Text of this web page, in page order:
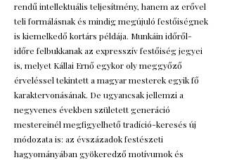
rendű intellektuális teljesítmény, hanem az erővel
teli formálásnak és mindig megújuló festőiségnek
is kiemelkedő kortárs példája. Munkáin időről-
időre felbukkanak az expresszív festőiség jegyei
is, melyet Kállai Ernő egykor oly meggyőző
érveléssel tekintett a magyar mesterek egyik fő
karaktervonásának. De ugyancsak jellemzi a
negyvenes években született generáció
mestereinél megfigyelhető tradíció-keresés új
módozata is: az évszázadok festészeti
hagyományában gyökeredző motívumok és